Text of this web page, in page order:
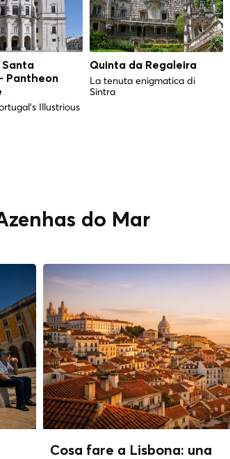
Santa
Pantheon
Illustrious
Quinta da Regaleira
La tenuta enigmatica di
Sintra
do Mar
Cosa fare a Lisbona: una